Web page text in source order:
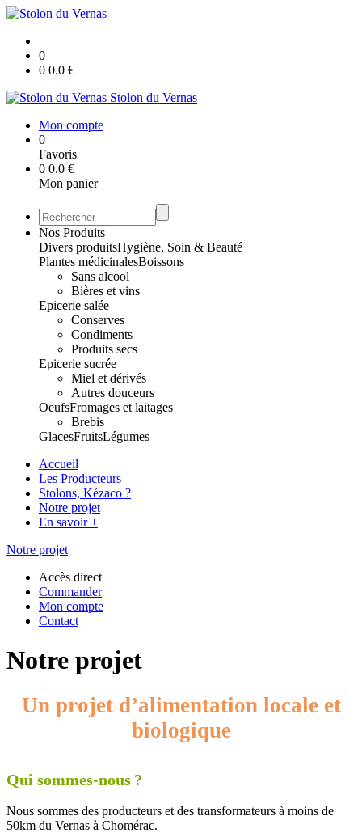
0
0 0.0 €
Stolon du Vernas
Mon compte
0
Favoris
0 0.0 €
Mon panier
Nos Produits
Divers produitsHygiène, Soin & Beauté
Plantes médicinalesBoissons
Sans alcool
Bières et vins
Epicerie salée
Conserves
Condiments
Produits secs
Epicerie sucrée
Miel et dérivés
Autres douceurs
OeufsFromages et laitages
Brebis
GlacesFruitsLégumes
Accueil
Les Producteurs
Stolons, Kézaco ?
Notre projet
En savoir +
Notre projet
Accès direct
Commander
Mon compte
Contact
Notre projet
Un projet d’alimentation locale et
biologique
Qui sommes-nous ?
Nous sommes des producteurs et des transformateurs à moins de
50km du Vernas à Chomérac.